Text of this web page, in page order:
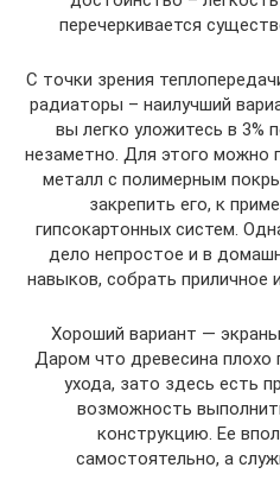
перечеркивается
С точки зрения
радиаторы – наилучший
вы легко уложитесь в 3%
незаметно. Для этого можно
металл с полимерным
закрепить его, к
гипсокартонных систем.
дело непростое и в
навыков, собрать приличное
Хороший вариант —
Даром что древесина плохо
ухода, зато здесь есть
возможность
конструкцию. Ее
самостоятельно, а